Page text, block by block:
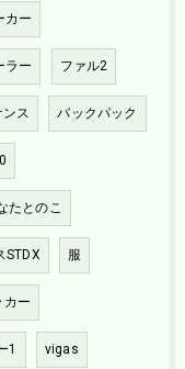
カー
ラー ファル2
ス バックパック
たとのこ
STDX 服
カー
1 vigas